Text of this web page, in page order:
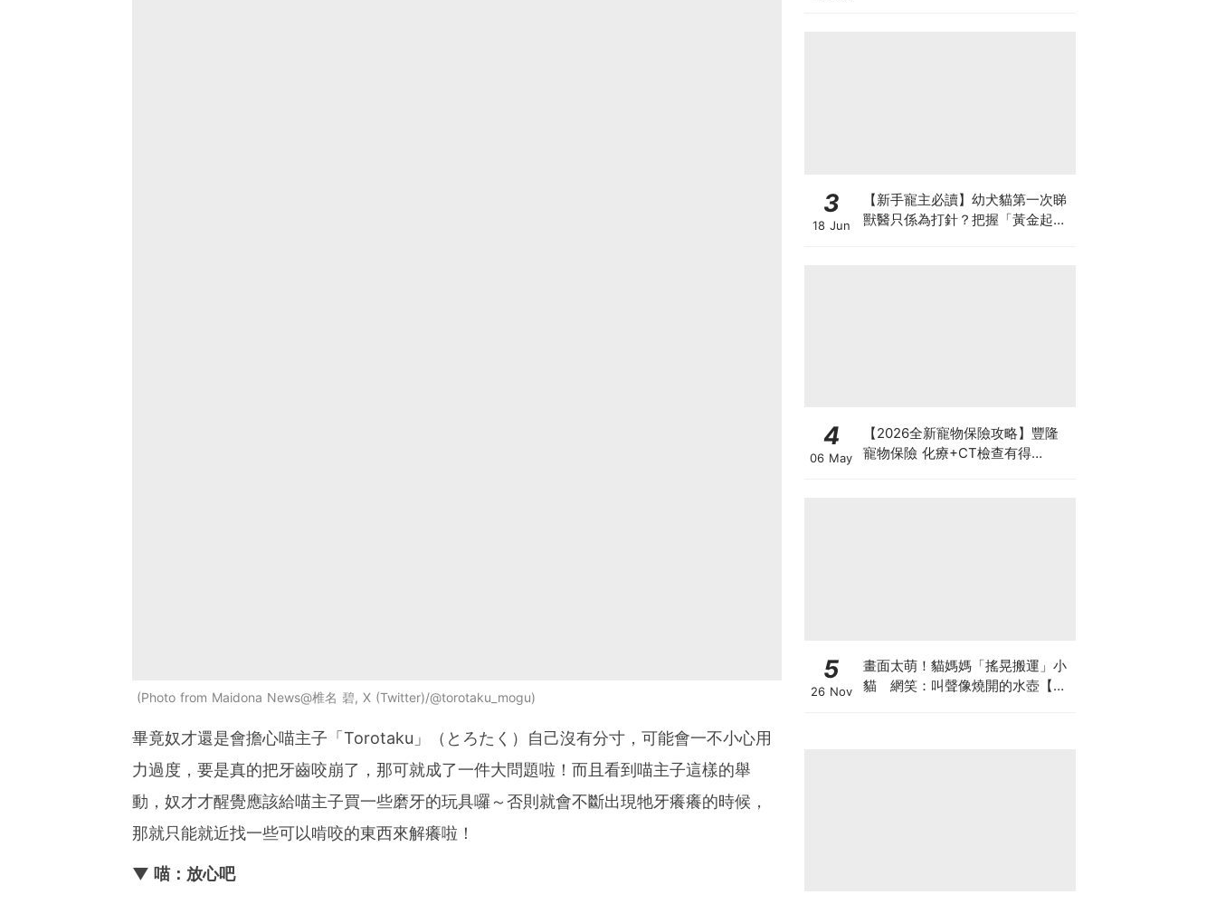
Photo from Maidona News@椎名 碧, X (Twitter)/@torotaku_mogu
畢竟奴才還是會擔心喵主子「Torotaku」（とろたく）自己沒有分寸，可能會一不小心用
力過度，要是真的把牙齒咬崩了，那可就成了一件大問題啦！而且看到喵主子這樣的舉
動，奴才才醒覺應該給喵主子買一些磨牙的玩具囉～否則就會不斷出現牠牙癢癢的時候，
那就只能就近找一些可以啃咬的東西來解癢啦！
▼ 喵：放心吧
3
18 Jun
【新手寵主必讀】幼犬貓第一次睇
獸醫只係為打針？把握「黃金起跑
4
06 May
【2026全新寵物保險攻略】豐隆
寵物保險 化療+CT檢查有得
5
26 Nov
畫面太萌！貓媽媽「搖晃搬運」小
貓 網笑：叫聲像燒開的水壺【有